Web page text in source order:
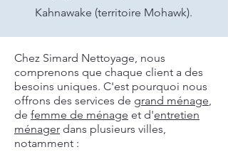
Kahnawake (territoire Mohawk).
Chez Simard Nettoyage, nous
comprenons que chaque client a des
besoins uniques. C'est pourquoi nous
offrons des services de grand ménage,
de femme de ménage et d'entretien
ménager dans plusieurs villes,
notamment :